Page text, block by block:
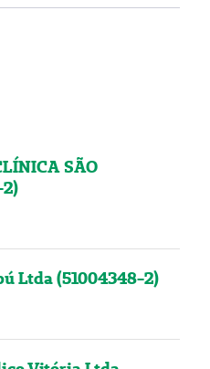
SÃO
Ltda (51004348-2)